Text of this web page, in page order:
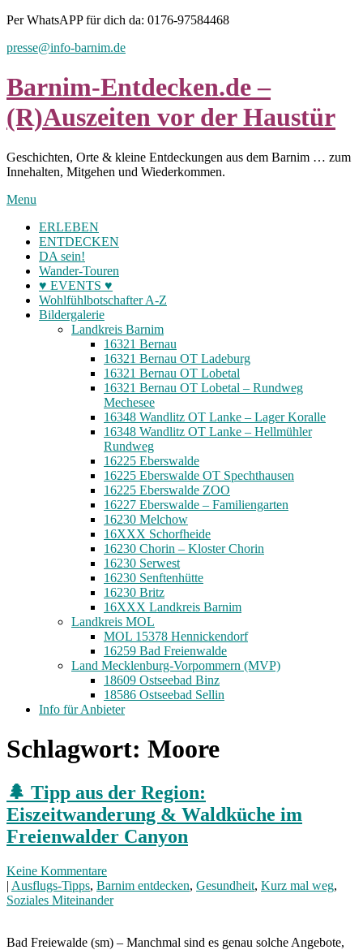
Skip
content
Per WhatsAPP für dich da: 0176-97584468
presse@info-barnim.de
Barnim-Entdecken.de –
(R)Auszeiten vor der Haustür
Geschichten, Orte & kleine Entdeckungen aus dem Barnim … zum
Innehalten, Mitgehen und Wiederkommen.
Menu
ERLEBEN
ENTDECKEN
DA sein!
Wander-Touren
♥ EVENTS ♥
Wohlfühlbotschafter A-Z
Bildergalerie
Landkreis Barnim
16321 Bernau
16321 Bernau OT Ladeburg
16321 Bernau OT Lobetal
16321 Bernau OT Lobetal – Rundweg
Mechesee
16348 Wandlitz OT Lanke – Lager Koralle
16348 Wandlitz OT Lanke – Hellmühler
Rundweg
16225 Eberswalde
16225 Eberswalde OT Spechthausen
16225 Eberswalde ZOO
16227 Eberswalde – Familiengarten
16230 Melchow
16XXX Schorfheide
16230 Chorin – Kloster Chorin
16230 Serwest
16230 Senftenhütte
16230 Britz
16XXX Landkreis Barnim
Landkreis MOL
MOL 15378 Hennickendorf
16259 Bad Freienwalde
Land Mecklenburg-Vorpommern (MVP)
18609 Ostseebad Binz
18586 Ostseebad Sellin
Info für Anbieter
Schlagwort: Moore
🌲 Tipp aus der Region:
Eiszeitwanderung & Waldküche im
Freienwalder Canyon
Keine Kommentare
| Ausflugs-Tipps, Barnim entdecken, Gesundheit, Kurz mal weg,
Soziales Miteinander
Bad Freiewalde (sm) – Manchmal sind es genau solche Angebote,